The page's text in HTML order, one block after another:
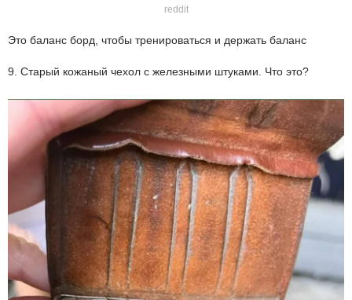
reddit
Это баланс борд, чтобы тренироваться и держать баланс
9. Старый кожаный чехол с железными штуками. Что это?